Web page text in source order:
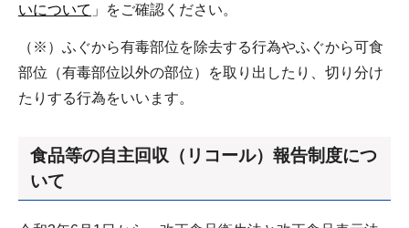
いについて 」をご確認ください。
（※）ふぐから有毒部位を除去する行為やふぐから可食
部位（有毒部位以外の部位）を取り出したり、切り分け
たりする行為をいいます。
食品等の自主回収（リコール）報告制度につ
いて